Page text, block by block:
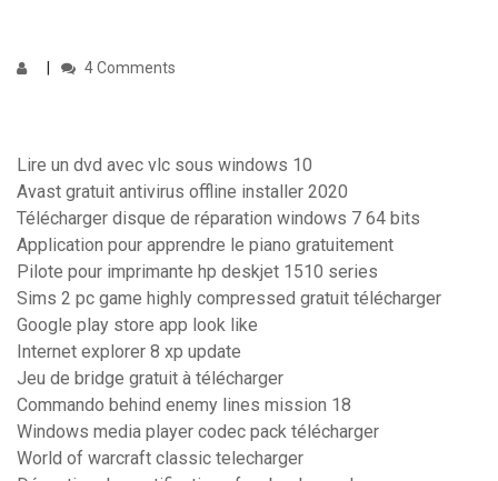
4 Comments
Lire un dvd avec vlc sous windows 10
Avast gratuit antivirus offline installer 2020
Télécharger disque de réparation windows 7 64 bits
Application pour apprendre le piano gratuitement
Pilote pour imprimante hp deskjet 1510 series
Sims 2 pc game highly compressed gratuit télécharger
Google play store app look like
Internet explorer 8 xp update
Jeu de bridge gratuit à télécharger
Commando behind enemy lines mission 18
Windows media player codec pack télécharger
World of warcraft classic telecharger